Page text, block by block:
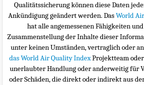
Qualitätssicherung können diese Daten
Ankündigung geändert werden. DasWorld
hat alle angemessenen Fähigkeiten
Zusammenstellung der Inhalte dieser
unter keinen Umständen, vertraglich oder
das World Air Quality IndexProjektteam
unerlaubter Handlung oder anderweitig für
oder Schäden, die direkt oder indirekt aus